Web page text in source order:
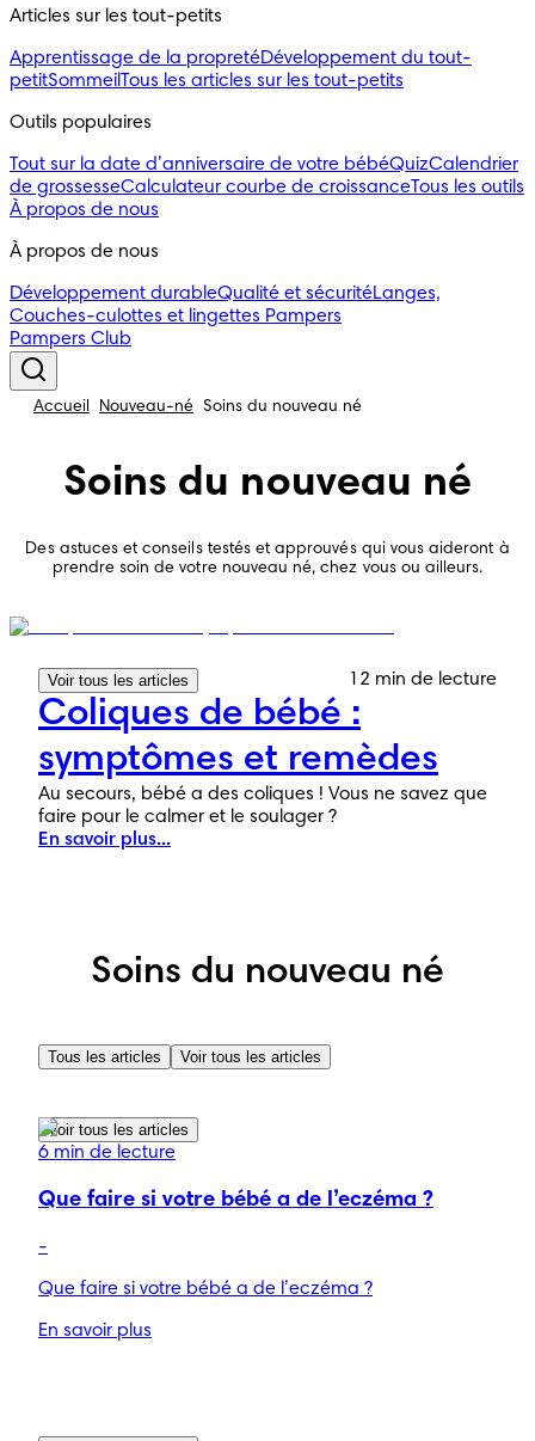
Articles sur les tout-petits
Apprentissage de la propretéDéveloppement du tout-
petitSommeilTous les articles sur les tout-petits
Outils populaires
Tout sur la date d’anniversaire de votre bébéQuizCalendrier
de grossesseCalculateur courbe de croissanceTous les outils
À propos de nous
À propos de nous
Développement durableQualité et sécuritéLanges,
Couches-culottes et lingettes Pampers
Pampers Club
Accueil Nouveau-né Soins du nouveau né
Soins du nouveau né
Des astuces et conseils testés et approuvés qui vous aideront à
prendre soin de votre nouveau né, chez vous ou ailleurs.
Voir tous les articles 12 min de lecture
Coliques de bébé :
symptômes et remèdes
Au secours, bébé a des coliques ! Vous ne savez que
faire pour le calmer et le soulager ?
En savoir plus...
Soins du nouveau né
Tous les articles Voir tous les articles
Voir tous les articles
6 min de lecture
Que faire si votre bébé a de l’eczéma ?
-
Que faire si votre bébé a de l’eczéma ?
En savoir plus